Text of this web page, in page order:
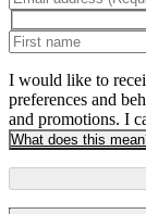
I would like to
preferences and
and promotions. I
What does this